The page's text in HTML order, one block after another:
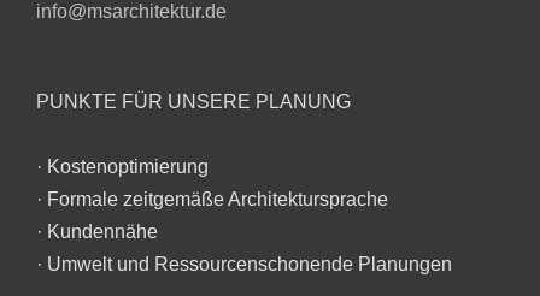
info@msarchitektur.de
PUNKTE FÜR UNSERE PLANUNG
· Kostenoptimierung
· Formale zeitgemäße Architektursprache
· Kundennähe
· Umwelt und Ressourcenschonende Planungen